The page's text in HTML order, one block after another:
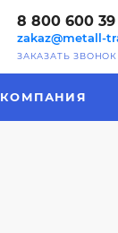
8 800 600
zakaz@metall-
ЗАКАЗАТЬ ЗВОНОК
КОМПАНИЯ